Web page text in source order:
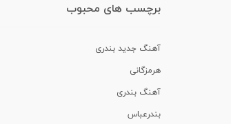
برچسب های محبوب
آهنگ جدید بندری
هرمزگانی
آهنگ بندری
بندرعباس